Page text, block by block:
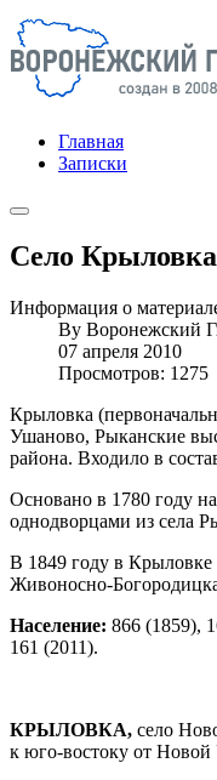
Главная
Записки
Село Крыловка
Информация о
By Воронежский
07 апреля 2010
Просмотров: 1275
Крыловка
Ушаново, Рыканские
района. Входило в
Основано в 1780 году
однодворцами из села
В 1849 году в Крыловке
Живоносно-
Население: 866 (1859),
161 (2011).
КРЫЛОВКА, село
к юго-востоку от Новой